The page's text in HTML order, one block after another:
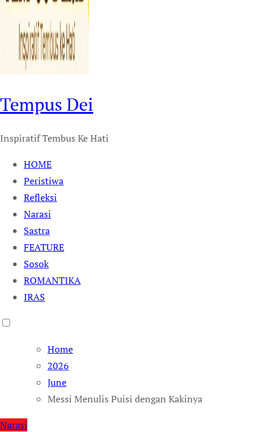
Tempus Dei
Inspiratif Tembus Ke Hati
HOME
Peristiwa
Refleksi
Narasi
Sastra
FEATURE
Sosok
ROMANTIKA
IRAS
Home
2026
June
Messi Menulis Puisi dengan Kakinya
Narasi